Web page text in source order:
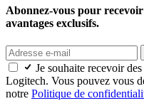
Abonnez-vous pour
avantages exclusifs.
Je souhaite recevoir
Logitech. Vous pouvez vous
notre Politique de